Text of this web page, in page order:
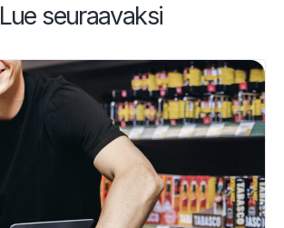
Lue seuraavaksi